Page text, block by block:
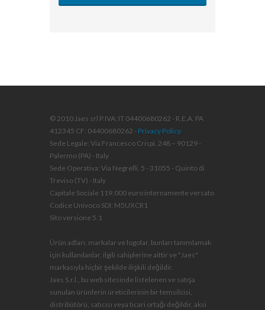
© 2010 Jaes srl P.IVA: IT 04400680262 - R.E.A. PA
412345 CF: 04400680262 - Privacy Policy
Sede Legale: Via Francesco Crispi, 248 – 90129 -
Palermo (PA) - Italy
Sede Operativa: Via Negrelli, 5 - 31055 - Quinto di
Treviso (TV) - Italy
Capitale Sociale 119.000 euro internamente versato
Codice Univoco SDI: M5UXCR1
Sito versione 5.1
Ürün adları, markalar ve logolar, bunları tanımlamak
için kullanılanlar, ilgili sahiplerine aittir ve "Jaes"
markasıyla hiçbir şekilde ilişkili değildir.
Jaes S.r.l., bu web sitesinde listelenen ve satışa
sunulan ürünlerin üreticilerinin bir temsilcisi,
distribütörü, satıcısı veya ticari ortağı değildir, aksi